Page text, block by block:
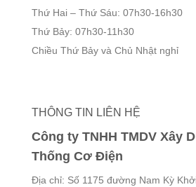
Thứ Hai – Thứ Sáu: 07h30-16h30
Thứ Bảy: 07h30-11h30
Chiều Thứ Bảy và Chủ Nhật nghỉ
THÔNG TIN LIÊN HỆ
Công ty TNHH TMDV Xây
Thống Cơ Điện
Địa chỉ: Số 1175 đường Nam Kỳ